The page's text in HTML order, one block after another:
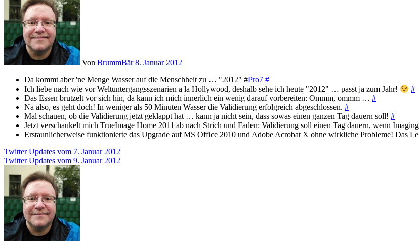
Von BrummBär8. Januar 2012
Da kommt aber 'ne Menge Wasser auf die Menschheit zu … "2012" #Pro7 #
Ich liebe nach wie vor Weltuntergangsszenarien a la Hollywood, deshalb sehe ich heute "2012" … passt ja zum Jahr!
#
Das Essen brutzelt vor sich hin, da kann ich mich innerlich ein wenig darauf vorbereiten: Ommm, ommm … #
Na also, es geht doch! In weniger als 50 Minuten Wasser die Validierung erfolgreich abgeschlossen. #
Mal schauen, ob die Validierung jetzt geklappt hat … kann ja nicht sein, dass sowas einen ganzen Tag dauern soll! #
Jetzt verschaukelt mich TrueImage Home 2011 ab nach Strich und Faden: Validierung soll einen Tag dauern, wenn
Erstaunlicherweise funktionierte das Upgrade auf MS Office 2010 und Adobe Acrobat X ohne wirkliche Probleme! Das
Beitragsnavigation
Twitter Updates vom 7. Januar 2012
Twitter Updates vom 9. Januar 2012